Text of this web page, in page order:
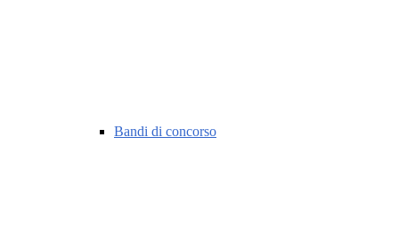
Bandi di concorso